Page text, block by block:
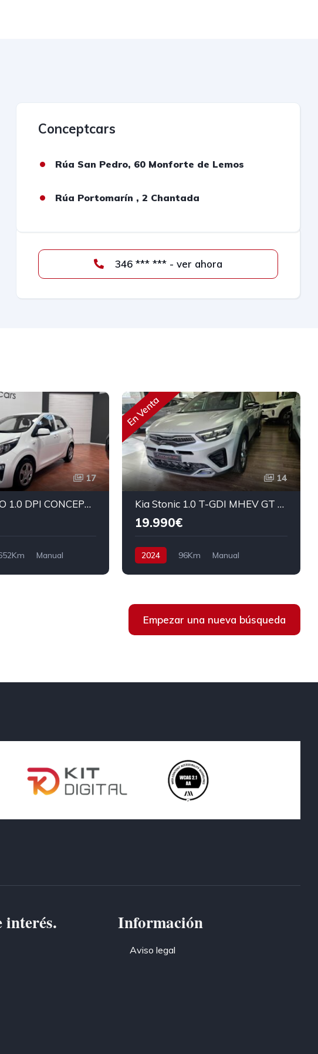
Conceptcars
Rúa San Pedro, 60 Monforte de Lemos
Rúa Portomarín , 2 Chantada
346 *** *** - ver ahora
17
KIA PICANTO 1.0 DPI CONCEPT 67cv
Manual
En Venta
14
Kia Stonic 1.0 T-GDI MHEV GT Line 100cv
19.990€
2024 96Km
Manual
Empezar una nueva búsqueda
interés. Información
Aviso legal